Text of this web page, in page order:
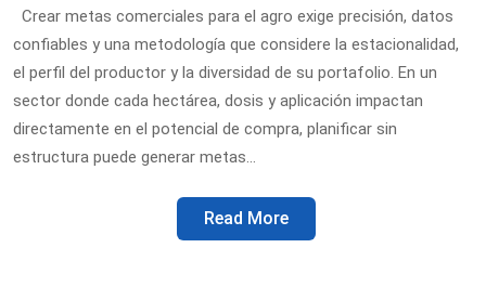
Crear metas comerciales para el agro exige precisión, datos
confiables y una metodología que considere la estacionalidad,
el perfil del productor y la diversidad de su portafolio. En un
sector donde cada hectárea, dosis y aplicación impactan
directamente en el potencial de compra, planificar sin
estructura puede generar metas…
Read More